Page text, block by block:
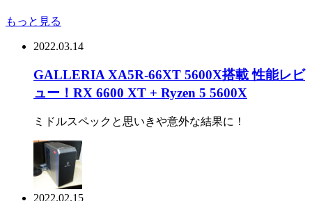
もっと見る
2022.03.14
GALLERIA XA5R-66XT 5600X搭載 性能レビ
ュー！RX 6600 XT + Ryzen 5 5600X
ミドルスペックと思いきや意外な結果に！
2022.02.15